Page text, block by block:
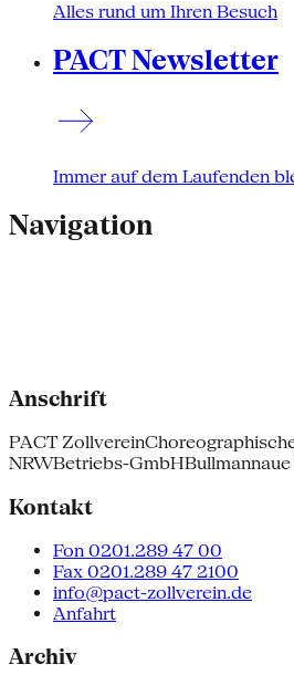
Alles rund um Ihren Besuch
PACT Newsletter
Immer auf dem Laufenden
Navigation
Anschrift
PACT Zollverein
NRWBetriebs-GmbH
Kontakt
Fon 0201.289 47 00
Fax 0201.289 47 2100
info@pact-zollverein.de
Anfahrt
Archiv